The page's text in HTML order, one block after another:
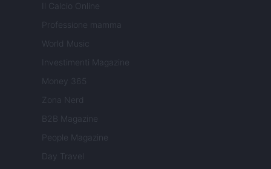
Il Calcio Online
Professione mamma
World Music
Investimenti Magazine
Money 365
Zona Nerd
B2B Magazine
People Magazine
Day Travel